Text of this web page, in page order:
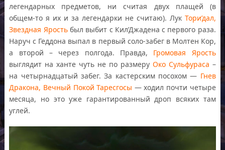
легендарных предметов, ни считая двух плащей (в
общем-то я их и за легендарки не считаю). Лук Тори’дал,
Звездная Яростьбыл выбит с Кил’Джадена с первого раза.
Наруч с Геддона выпал в первый соло-забег в Молтен Кор,
а второй – через полгода. Правда, Громовая Ярость
выглядит на ханте чуть не по размеру Око Сульфураса –
на четырнадцатый забег. За кастерским посохом — Гнев
Дракона, Вечный Покой Таресгосы — ходил почти четыре
месяца, но это уже гарантированный дроп всяких там
углей.